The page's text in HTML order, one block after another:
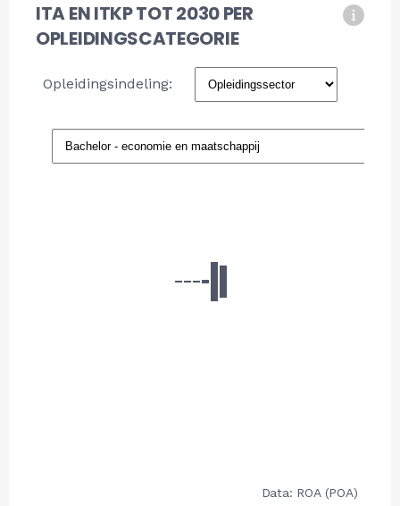
ITA EN ITKP TOT 2030 PER
OPLEIDINGSCATEGORIE